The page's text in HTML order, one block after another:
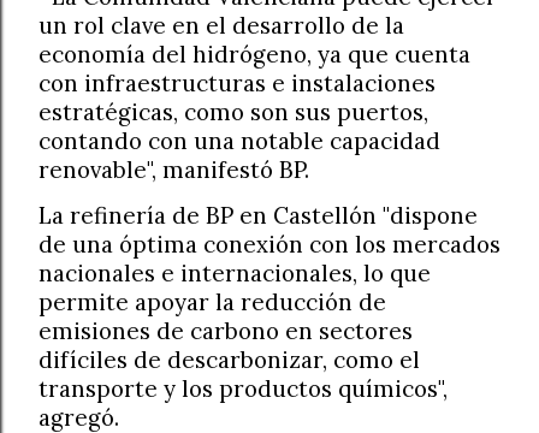
un rol clave en el desarrollo de la
economía del hidrógeno, ya que cuenta
con infraestructuras e instalaciones
estratégicas, como son sus puertos,
contando con una notable capacidad
renovable", manifestó BP.
La refinería de BP en Castellón "dispone
de una óptima conexión con los mercados
nacionales e internacionales, lo que
permite apoyar la reducción de
emisiones de carbono en sectores
difíciles de descarbonizar, como el
transporte y los productos químicos",
agregó.